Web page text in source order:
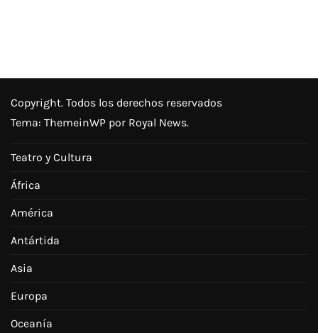
Copyright. Todos los derechos reservados
Tema: ThemeinWP por Royal News.
Teatro y Cultura
África
América
Antártida
Asia
Europa
Oceanía